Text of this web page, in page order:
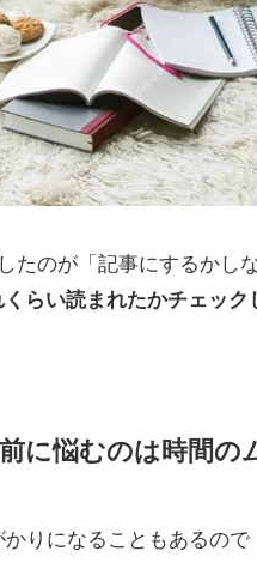
たのが「記事にするかし
らい読まれたかチェッ
に悩むのは時間の
りになることもあるの